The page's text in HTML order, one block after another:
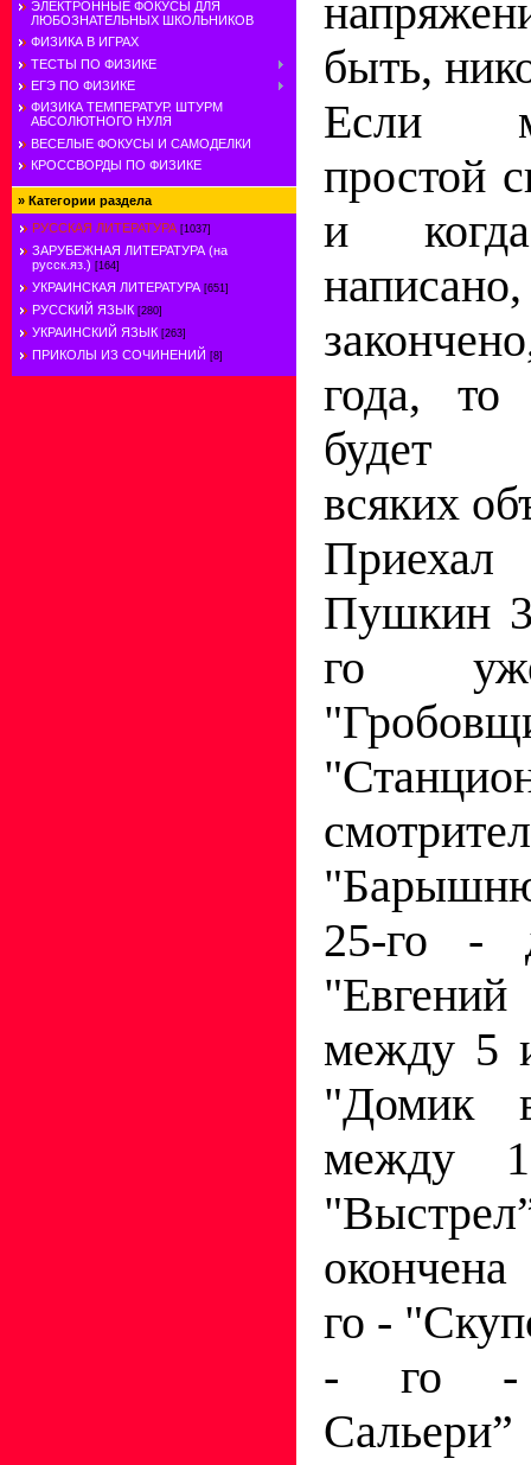
ЭЛЕКТРОННЫЕ ФОКУСЫ ДЛЯ
ЛЮБОЗНАТЕЛЬНЫХ ШКОЛЬНИКОВ
ФИЗИКА В ИГРАХ
ТЕСТЫ ПО ФИЗИКЕ
ЕГЭ ПО ФИЗИКЕ
ФИЗИКА ТЕМПЕРАТУР. ШТУРМ
АБСОЛЮТНОГО НУЛЯ
ВЕСЕЛЫЕ ФОКУСЫ И САМОДЕЛКИ
КРОССВОРДЫ ПО ФИЗИКЕ
» Категории раздела
РУССКАЯ ЛИТЕРАТУРА [1037]
ЗАРУБЕЖНАЯ ЛИТЕРАТУРА (на
русск.яз.) [164]
УКРАИНСКАЯ ЛИТЕРАТУРА [651]
РУССКИЙ ЯЗЫК [280]
УКРАИНСКИЙ ЯЗЫК [263]
ПРИКОЛЫ ИЗ СОЧИНЕНИЙ [8]
быть,
Если
простой
и
года, то
будет
всяких
Пушкин 3
го
25-го -
между 5
"Домик
между
го -
- го -